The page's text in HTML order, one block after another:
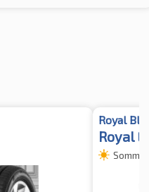
Royal
Royal